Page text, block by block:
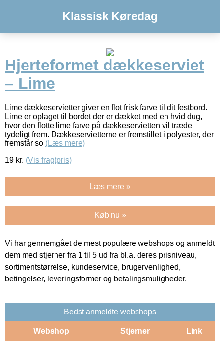
Klassisk Køredag
Hjerteformet dækkeserviet
– Lime
Lime dækkeservietter giver en flot frisk farve til dit festbord.
Lime er oplaget til bordet der er dækket med en hvid dug,
hvor den flotte lime farve på dækkeservietten vil træde
tydeligt frem. Dækkeservietterne er fremstillet i polyester, der
fremstår so (Læs mere)
19 kr. (Vis fragtpris)
Læs mere »
Køb nu »
Vi har gennemgået de mest populære webshops og anmeldt
dem med stjerner fra 1 til 5 ud fra bl.a. deres prisniveau,
sortimentstørrelse, kundeservice, brugervenlighed,
betingelser, leveringsformer og betalingsmuligheder.
Bedst anmeldte webshops
Webshop Stjerner Link